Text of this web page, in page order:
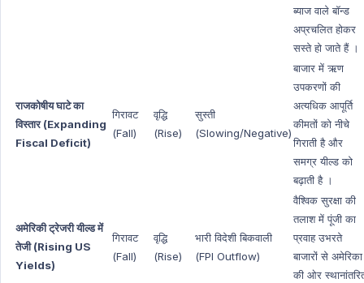
ब्याज वाले बॉन्ड
अप्रचलित होकर
सस्ते हो जाते हैं ।
राजकोषीय घाटे का
विस्तार (Expanding
Fiscal Deficit)
गिरावट
(Fall)
वृद्धि
(Rise)
सुस्ती
(Slowing/Negative)
बाजार में ऋण
उपकरणों की
अत्यधिक आपूर्ति
कीमतों को नीचे
गिराती है और
समग्र यील्ड को
बढ़ाती है ।
अमेरिकी ट्रेजरी यील्ड में
तेजी (Rising US
Yields)
गिरावट
(Fall)
वृद्धि
(Rise)
भारी विदेशी बिकवाली
(FPI Outflow)
वैश्विक सुरक्षा की
तलाश में पूंजी का
प्रवाह उभरते
बाजारों से अमेरिका
की ओर